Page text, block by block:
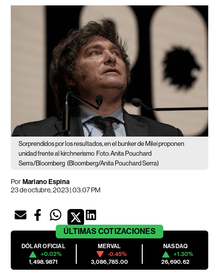
Sorprendidos por los resultados, en el bunker de Milei proponen
unidad frente al kirchnerismo Foto: Anita Pouchard
Serra/Bloomberg (Bloomberg/Anita Pouchard Serra)
PorMariano Espina
23 de octubre, 2023 | 03:07 PM
ÚLTIMAS COTIZACIONES
DÓLAR OFICIAL
+0.02%
1,498.9871
MERVAL
-0.45%
3,086,785.00
NASDAQ
+1.30%
26,690.62